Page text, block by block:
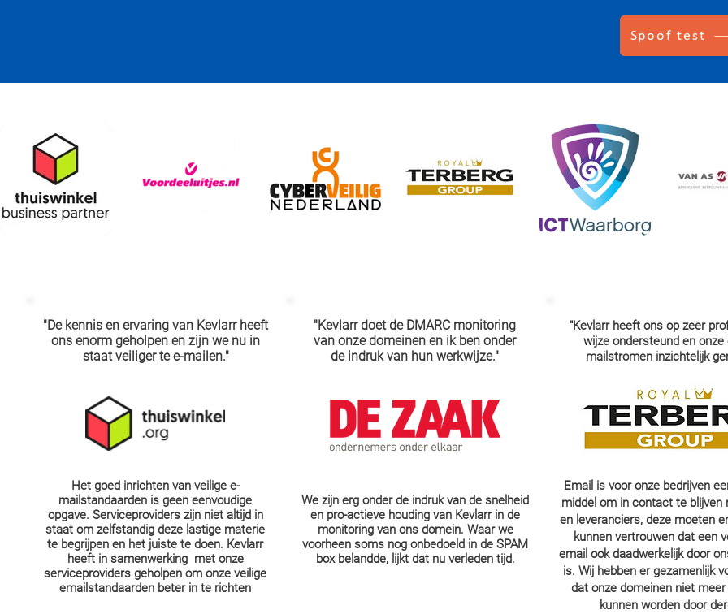
Spoof test
"De kennis en ervaring van Kevlarr heeft
ons enorm geholpen en zijn we nu in
staat veiliger te e-mailen."
Het goed inrichten van veilige e-
mailstandaarden is geen eenvoudige
opgave. Serviceproviders zijn niet altijd in
staat om zelfstandig deze lastige materie
te begrijpen en het juiste te doen. Kevlarr
heeft in samenwerking met onze
serviceproviders geholpen om onze veilige
emailstandaarden beter in te richten
"Kevlarr doet de DMARC monitoring
van onze domeinen en ik ben onder
de indruk van hun werkwijze."
We zijn erg onder de indruk van de snelheid
en pro-actieve houding van Kevlarr in de
monitoring van ons domein. Waar we
voorheen soms nog onbedoeld in de SPAM
box belandde, lijkt dat nu verleden tijd.
"Kevlarr heeft ons op zeer
wijze ondersteund en onze
mailstromen inzichtelijk
Email is voor onze bedrijven
middel om in contact te blijven
en leveranciers, deze moeten
kunnen vertrouwen dat een
email ook daadwerkelijk door
is. Wij hebben er gezamenlijk
dat onze domeinen niet
kunnen worden door